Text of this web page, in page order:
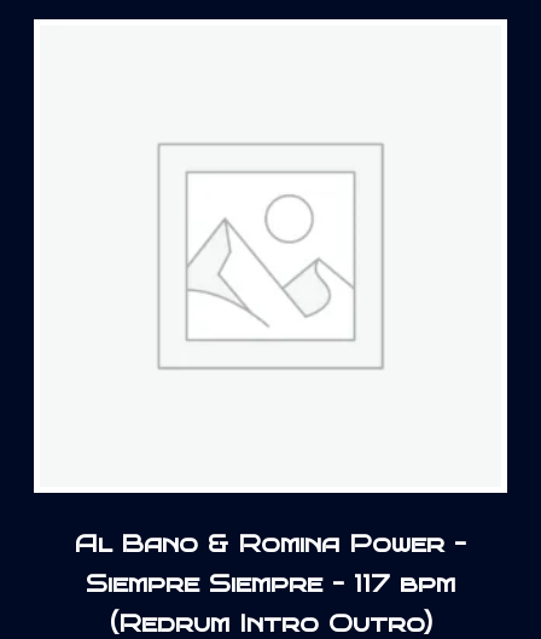
Al Bano & Romina Power –
Siempre Siempre – 117 bpm
(Redrum Intro Outro)